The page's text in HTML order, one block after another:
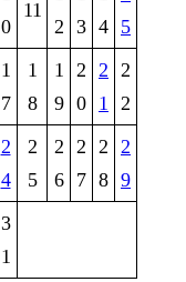
0
11
2 3 4 5
1
7
1
8
1
9
2
0
2
1
2
2
2
4
2
5
2
6
2
7
2
8
2
9
3
1